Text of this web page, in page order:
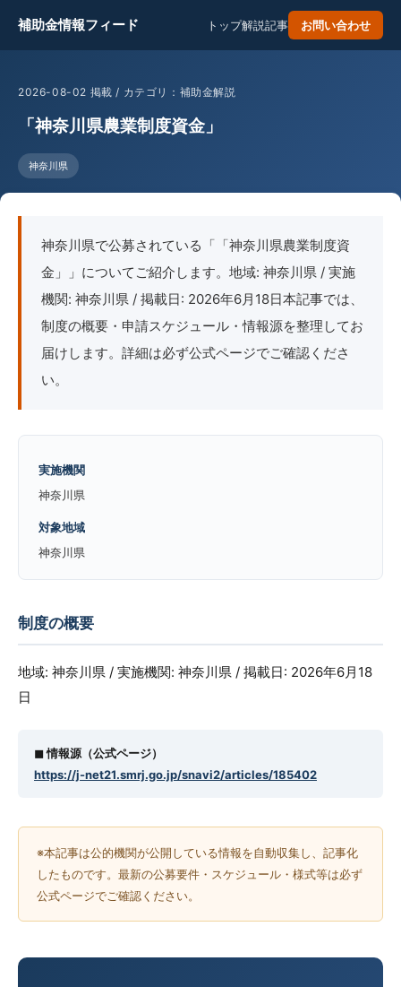
補助金情報フィード トップ解説記事 お問い合わせ
2026-08-02 掲載 / カテゴリ：補助金解説
「神奈川県農業制度資金」
神奈川県
神奈川県で公募されている「「神奈川県農業制度資
金」」についてご紹介します。地域: 神奈川県 / 実施
機関: 神奈川県 / 掲載日: 2026年6月18日本記事では、
制度の概要・申請スケジュール・情報源を整理してお
届けします。詳細は必ず公式ページでご確認くださ
い。
実施機関
神奈川県
対象地域
神奈川県
制度の概要
地域: 神奈川県 / 実施機関: 神奈川県 / 掲載日: 2026年6月18
日
◼︎ 情報源（公式ページ）
https://j-net21.smrj.go.jp/snavi2/articles/185402
※本記事は公的機関が公開している情報を自動収集し、記事化
したものです。最新の公募要件・スケジュール・様式等は必ず
公式ページでご確認ください。